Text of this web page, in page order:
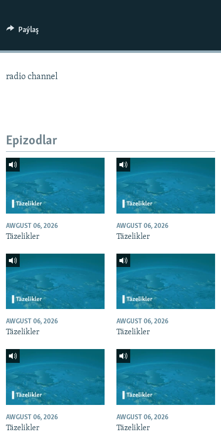
Paýlaş
radio channel
Epizodlar
AWGUST 06, 2026
Täzelikler
AWGUST 06, 2026
Täzelikler
AWGUST 06, 2026
Täzelikler
AWGUST 06, 2026
Täzelikler
AWGUST 06, 2026
Täzelikler
AWGUST 06, 2026
Täzelikler